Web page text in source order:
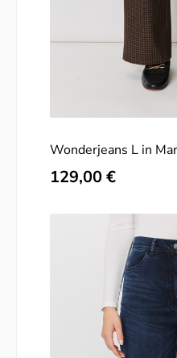
Wonderjeans L in
Regulärer Preis:
129,00 €